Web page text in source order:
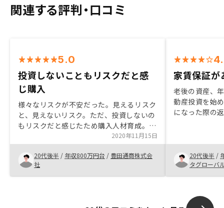
関連する評判・口コミ
5.0
投資しないこともリスクだと感
じ購入
様々なリスクが不安だった。見えるリスク
と、見えないリスク。ただ、投資しないの
もリスクだと感じたため購入人材育成。出
来る人をもっと育てて増やすこと。2020年11月15日
20代後半 / 年収800万円台 / 豊田通商株式会
社
家賃保証が
老後の資産、
動産投資を始
になった際の
払いなどにつ
えていただけ
で物件の管理
高評価。
20代後半 /
タグローバ